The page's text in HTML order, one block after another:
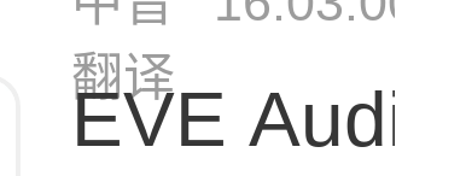
翻译
EVE